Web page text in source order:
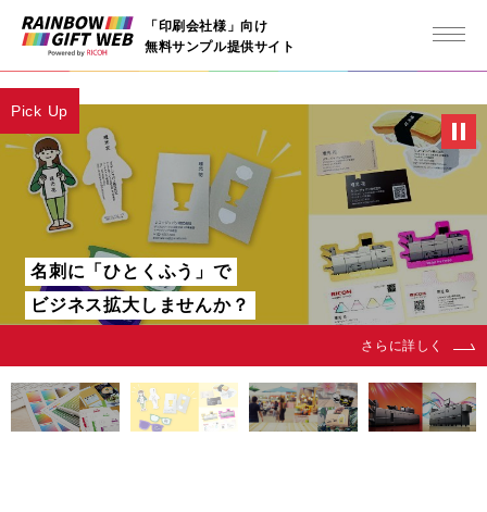
「印刷会社様」向け
無料サンプル提供サイト
Pick Up
名刺に「ひとくふう」で
ビジネス拡大しませんか？
さらに詳しく